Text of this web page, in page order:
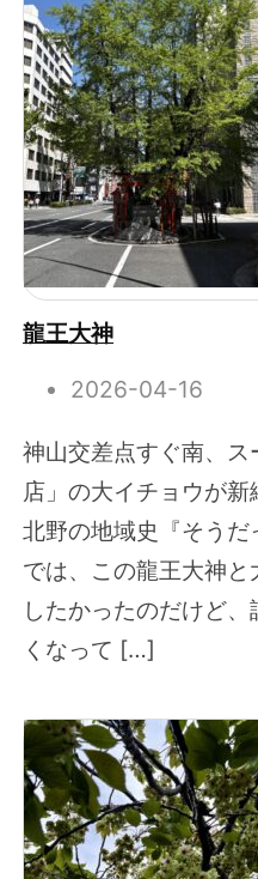
龍王大神
2026-04-16
神山交差点すぐ南、
店」の大イチョウが新
北野の地域史『そうだ
では、この龍王大神
したかったのだけど
くなって […]